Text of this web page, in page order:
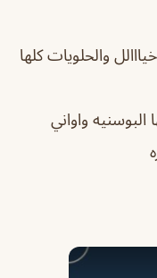
والحلويات كلها
البوسنيه واواني